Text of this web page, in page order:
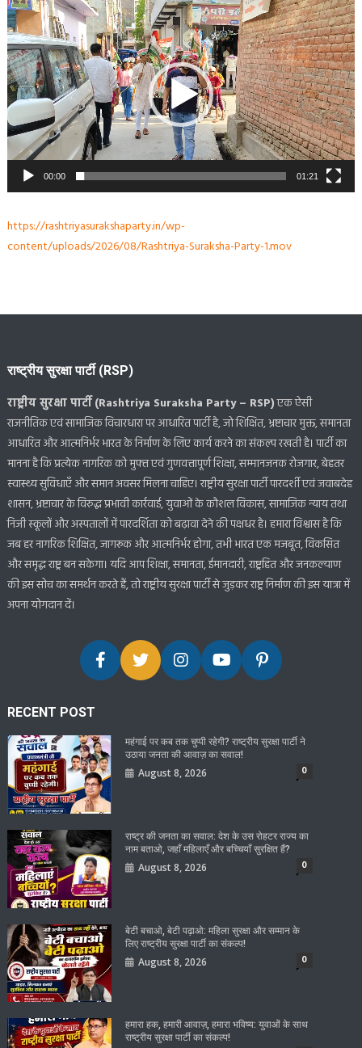
Video
Player
00:00 01:21
https://rashtriyasurakshaparty.in/wp-
content/uploads/2026/08/Rashtriya-Suraksha-Party-1.mov
राष्ट्रीय सुरक्षा पार्टी (RSP)
राष्ट्रीय सुरक्षा पार्टी (Rashtriya Suraksha Party – RSP)एक ऐसी
राजनीतिक एवं सामाजिक विचारधारा पर आधारित पार्टी है, जो शिक्षित, भ्रष्टाचार मुक्त, समानता
आधारित और आत्मनिर्भर भारत के निर्माण के लिए कार्य करने का संकल्प रखती है। पार्टी का
मानना है कि प्रत्येक नागरिक को मुफ्त एवं गुणवत्तापूर्ण शिक्षा, सम्मानजनक रोजगार, बेहतर
स्वास्थ्य सुविधाएँ और समान अवसर मिलना चाहिए। राष्ट्रीय सुरक्षा पार्टी पारदर्शी एवं जवाबदेह
शासन, भ्रष्टाचार के विरुद्ध प्रभावी कार्रवाई, युवाओं के कौशल विकास, सामाजिक न्याय तथा
निजी स्कूलों और अस्पतालों में पारदर्शिता को बढ़ावा देने की पक्षधर है। हमारा विश्वास है कि
जब हर नागरिक शिक्षित, जागरूक और आत्मनिर्भर होगा, तभी भारत एक मजबूत, विकसित
और समृद्ध राष्ट्र बन सकेगा। यदि आप शिक्षा, समानता, ईमानदारी, राष्ट्रहित और जनकल्याण
की इस सोच का समर्थन करते हैं, तो राष्ट्रीय सुरक्षा पार्टी से जुड़कर राष्ट्र निर्माण की इस यात्रा में
अपना योगदान दें।
RECENT POST
महंगाई पर कब तक चुप्पी रहेगी? राष्ट्रीय सुरक्षा पार्टी ने
उठाया जनता की आवाज़ का सवाल!
August 8, 2026 0
राष्ट्र की जनता का सवाल: देश के उस रोहटर राज्य का
नाम बताओ, जहाँ महिलाएँ और बच्चियाँ सुरक्षित हैं?
August 8, 2026 0
बेटी बचाओ, बेटी पढ़ाओ: महिला सुरक्षा और सम्मान के
लिए राष्ट्रीय सुरक्षा पार्टी का संकल्प!
August 8, 2026 0
हमारा हक, हमारी आवाज़, हमारा भविष्य: युवाओं के साथ
राष्ट्रीय सुरक्षा पार्टी का संकल्प!